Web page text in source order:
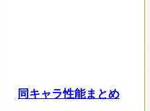
同キャラ性能まとめ